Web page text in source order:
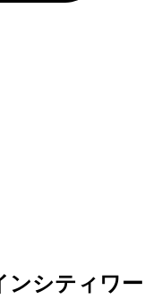
ンシティワー